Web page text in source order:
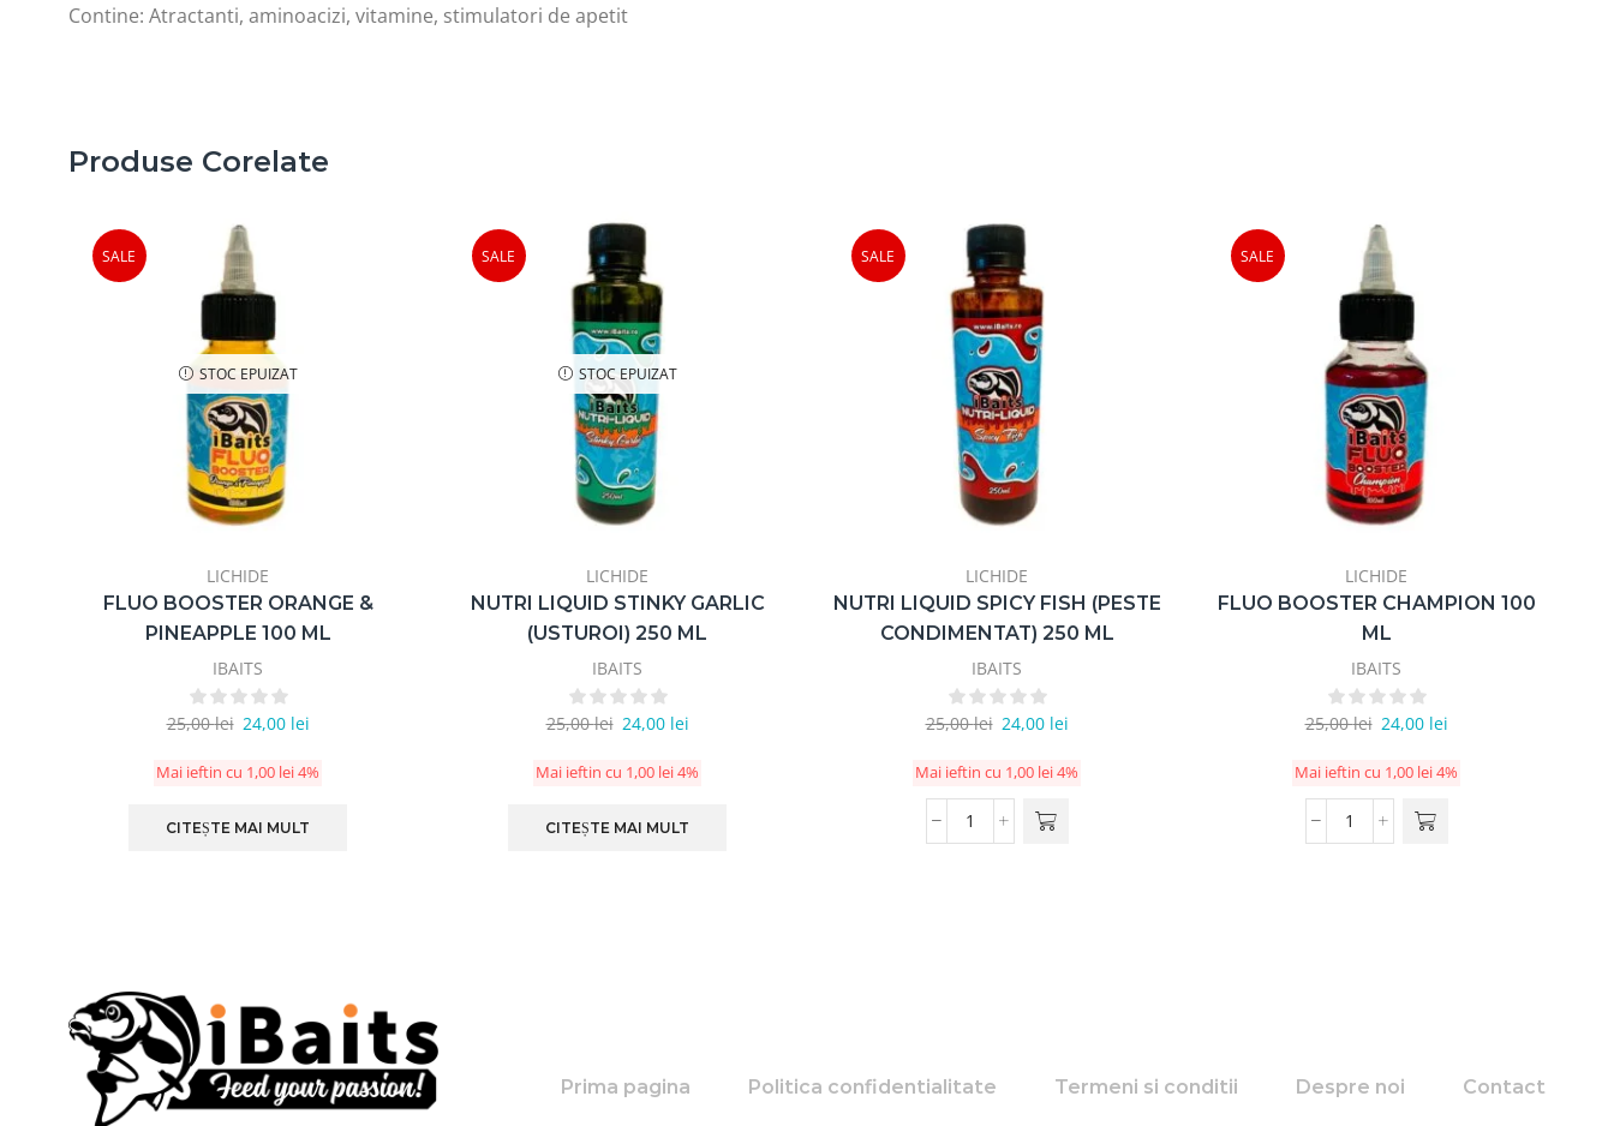
Contine: Atractanti, aminoacizi, vitamine, stimulatori de apetit
Produse Corelate
SALE
STOC EPUIZAT
LICHIDE
FLUO BOOSTER ORANGE &
PINEAPPLE 100 ML
IBAITS
25,00lei 24,00 lei
Mai ieftin cu 1,00 lei4%
CITEȘTE MAI MULT
SALE
STOC EPUIZAT
LICHIDE
NUTRI LIQUID STINKY GARLIC
(USTUROI) 250 ML
IBAITS
25,00lei 24,00 lei
Mai ieftin cu 1,00 lei4%
CITEȘTE MAI MULT
SALE
LICHIDE
NUTRI LIQUID SPICY FISH (PESTE
CONDIMENTAT) 250 ML
IBAITS
25,00lei 24,00 lei
Mai ieftin cu 1,00 lei4%
SALE
LICHIDE
FLUO BOOSTER CHAMPION 100
ML
IBAITS
25,00lei 24,00 lei
Mai ieftin cu 1,00 lei4%
Prima pagina Politica confidentialitate Termeni si conditii Despre noi Contact